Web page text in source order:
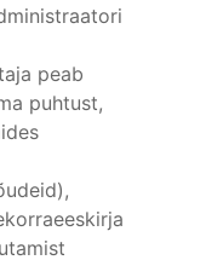
peab
puhtust,